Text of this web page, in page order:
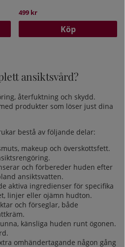
499 kr
Köp
ansiktsvård?
återfuktning och skydd.
produkter som löser just dina
bestå av följande delar:
makeup och överskottsfett.
.
och förbereder huden efter
ansiktsvatten.
aktiva ingredienser för specifika
linjer eller ojämn hudton.
och förseglar, både
.
känsliga huden runt ögonen.
.
omhändertagande någon gång